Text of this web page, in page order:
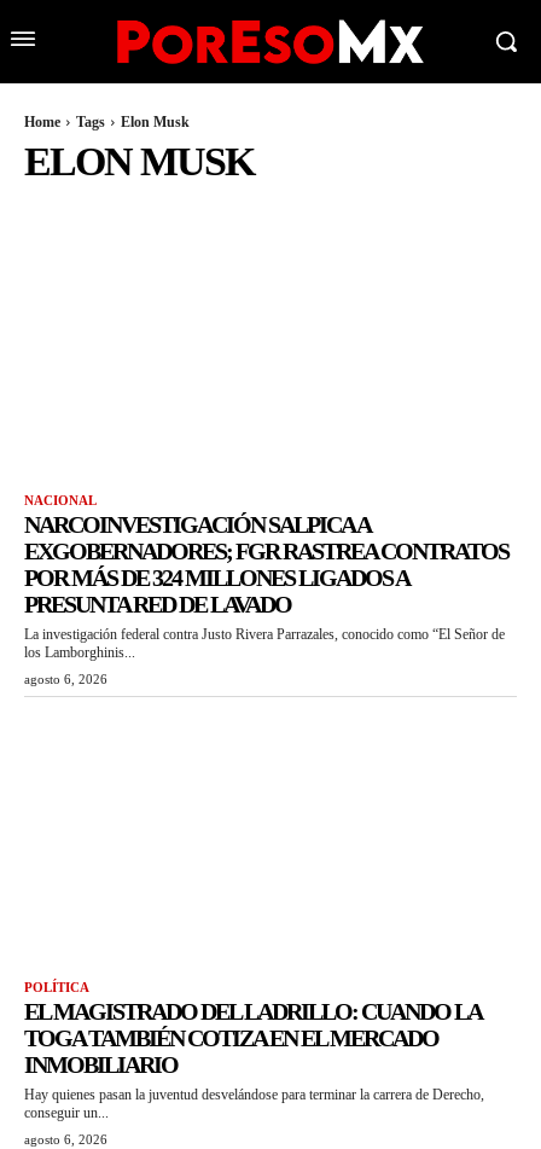
Home Tags Elon Musk
ELON MUSK
NACIONAL
NARCOINVESTIGACIÓN SALPICA A
EXGOBERNADORES; FGR RASTREA CONTRATOS
POR MÁS DE 324 MILLONES LIGADOS A
PRESUNTA RED DE LAVADO
La investigación federal contra Justo Rivera Parrazales, conocido como “El Señor de
los Lamborghinis...
agosto 6, 2026
POLÍTICA
EL MAGISTRADO DEL LADRILLO: CUANDO LA
TOGA TAMBIÉN COTIZA EN EL MERCADO
INMOBILIARIO
Hay quienes pasan la juventud desvelándose para terminar la carrera de Derecho,
conseguir un...
agosto 6, 2026